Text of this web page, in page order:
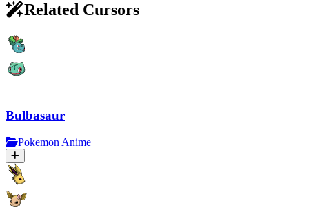
Related Cursors
Bulbasaur
Pokemon Anime